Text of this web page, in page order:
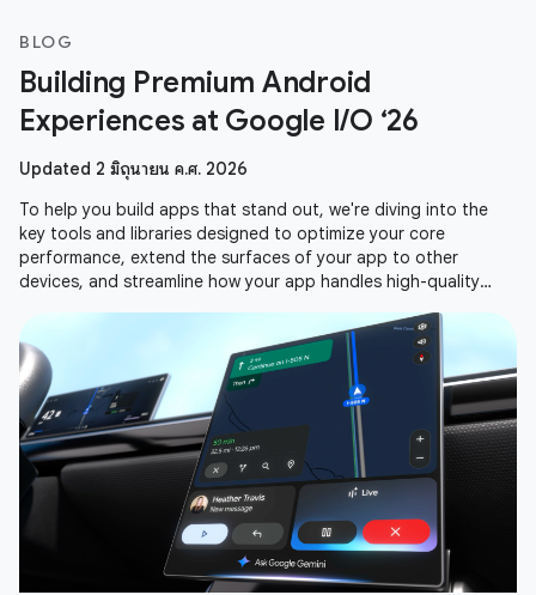
BLOG
Building Premium Android
Experiences at Google I/O ‘26
Updated 2 มิถุนายน ค.ศ. 2026
To help you build apps that stand out, we're diving into the
key tools and libraries designed to optimize your core
performance, extend the surfaces of your app to other
devices, and streamline how your app handles high-quality